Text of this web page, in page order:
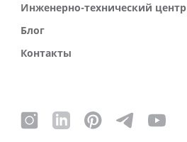
Инженерно-технический центр
Блог
Контакты